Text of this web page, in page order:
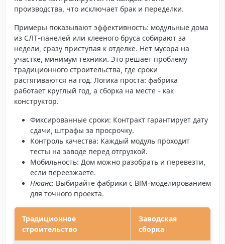
производства, что исключает брак и переделки.
Примеры показывают эффективность: модульные дома
из СЛТ-панелей или клееного бруса собирают за
недели, сразу приступая к отделке. Нет мусора на
участке, минимум техники. Это решает проблему
традиционного строительства, где сроки
растягиваются на год. Логика проста: фабрика
работает круглый год, а сборка на месте - как
конструктор.
Фиксированные сроки: Контракт гарантирует дату
сдачи, штрафы за просрочку.
Контроль качества: Каждый модуль проходит
тесты на заводе перед отгрузкой.
Мобильность: Дом можно разобрать и перевезти,
если переезжаете.
Нюанс: Выбирайте фабрики с BIM-моделированием
для точного проекта.
Традиционное
строительство
Заводская
сборка